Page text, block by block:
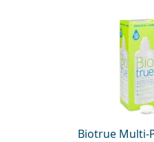
Biotrue Multi-